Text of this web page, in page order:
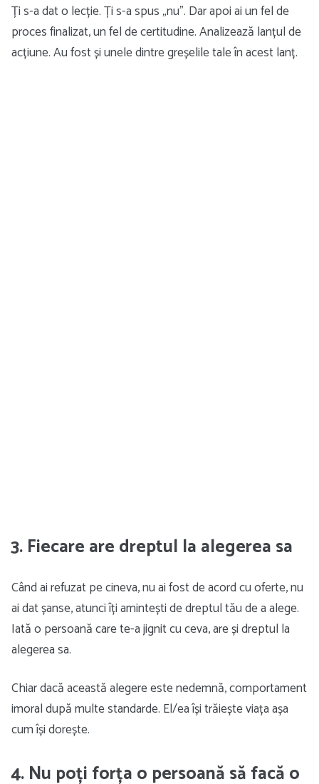
Ți s-a dat o lecție. Ți s-a spus „nu”. Dar apoi ai un fel de
proces finalizat, un fel de certitudine. Analizează lanțul de
acțiune. Au fost și unele dintre greșelile tale în acest lanț.
3. Fiecare are dreptul la alegerea sa
Când ai refuzat pe cineva, nu ai fost de acord cu oferte, nu
ai dat șanse, atunci îți amintești de dreptul tău de a alege.
Iată o persoană care te-a jignit cu ceva, are și dreptul la
alegerea sa.
Chiar dacă această alegere este nedemnă, comportament
imoral după multe standarde. El/ea își trăiește viața așa
cum își dorește.
4. Nu poți forța o persoană să facă o